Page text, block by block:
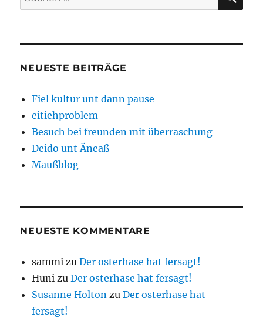
nach:
NEUESTE BEITRÄGE
Fiel kultur unt dann pause
eitiehproblem
Besuch bei freunden mit überraschung
Deido unt Äneaß
Maußblog
NEUESTE KOMMENTARE
sammi zuDer osterhase hat fersagt!
Huni zuDer osterhase hat fersagt!
Susanne Holton zuDer osterhase hat
fersagt!